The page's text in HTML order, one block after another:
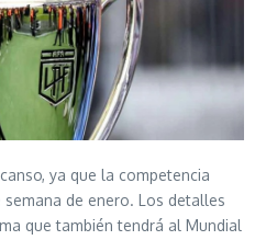
ya que la competencia
de enero. Los detalles
que también tendrá al Mundial